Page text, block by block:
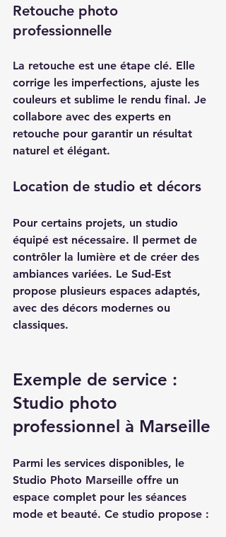
Retouche photo
professionnelle
La retouche est une étape clé. Elle
corrige les imperfections, ajuste les
couleurs et sublime le rendu final. Je
collabore avec des experts en
retouche pour garantir un résultat
naturel et élégant.
Location de studio et décors
Pour certains projets, un studio
équipé est nécessaire. Il permet de
contrôler la lumière et de créer des
ambiances variées. Le Sud-Est
propose plusieurs espaces adaptés,
avec des décors modernes ou
classiques.
Exemple de service :
Studio photo
professionnel à Marseille
Parmi les services disponibles, le
Studio Photo Marseille offre un
espace complet pour les séances
mode et beauté. Ce studio propose :